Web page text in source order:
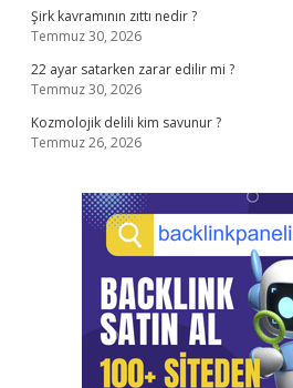
Şirk kavramının zıttı nedir ?
Temmuz 30, 2026
22 ayar satarken zarar edilir mi ?
Temmuz 30, 2026
Kozmolojik delili kim savunur ?
Temmuz 26, 2026